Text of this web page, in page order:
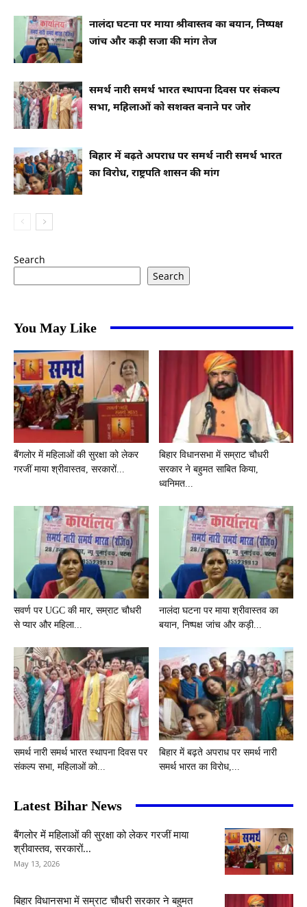
नालंदा घटना पर माया श्रीवास्तव का बयान, निष्पक्ष
जांच और कड़ी सजा की मांग तेज
समर्थ नारी समर्थ भारत स्थापना दिवस पर संकल्प
सभा, महिलाओं को सशक्त बनाने पर जोर
बिहार में बढ़ते अपराध पर समर्थ नारी समर्थ भारत
का विरोध, राष्ट्रपति शासन की मांग
Search
Search
You May Like
बैंगलोर में महिलाओं की सुरक्षा को लेकर
गरजीं माया श्रीवास्तव, सरकारों...
बिहार विधानसभा में सम्राट चौधरी
सरकार ने बहुमत साबित किया,
ध्वनिमत...
सवर्ण पर UGC की मार, सम्राट चौधरी
से प्यार और महिला...
नालंदा घटना पर माया श्रीवास्तव का
बयान, निष्पक्ष जांच और कड़ी...
समर्थ नारी समर्थ भारत स्थापना दिवस पर
संकल्प सभा, महिलाओं को...
बिहार में बढ़ते अपराध पर समर्थ नारी
समर्थ भारत का विरोध,...
Latest Bihar News
बैंगलोर में महिलाओं की सुरक्षा को लेकर गरजीं माया
श्रीवास्तव, सरकारों...
May 13, 2026
बिहार विधानसभा में सम्राट चौधरी सरकार ने बहुमत